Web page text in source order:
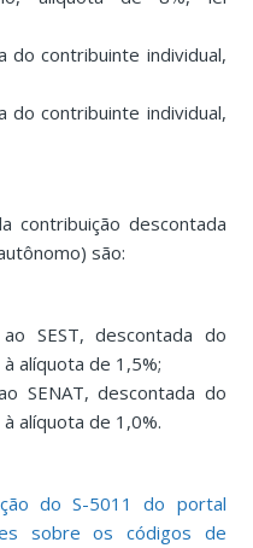
do contribuinte individual,
do contribuinte individual,
contribuição descontada
são:
SEST, descontada do
alíquota de 1,5%;
SENAT, descontada do
alíquota de 1,0%.
do S-5011 do portal
sobre os códigos de